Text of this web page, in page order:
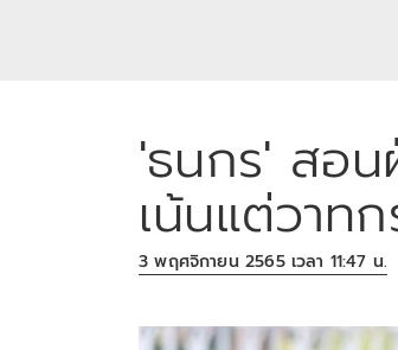
'ธนกร' สอน
เน้นแต่วาท
3 พฤศจิกายน 2565 เวลา 11:47 น.